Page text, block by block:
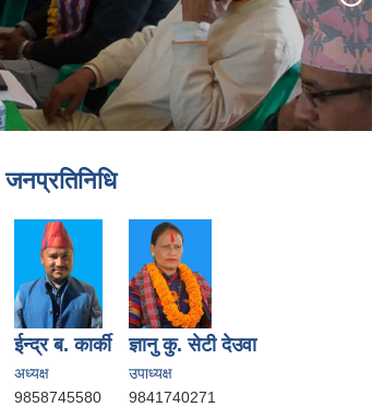
जनप्रतिनिधि
ईन्द्र ब. कार्की
अध्यक्ष
9858745580
ज्ञानु कु. सेटी देउवा
उपाध्यक्ष
9841740271